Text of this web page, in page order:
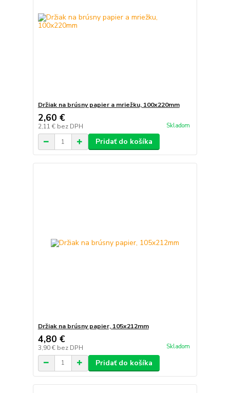
Držiak na brúsny papier a mriežku, 100x220mm
2,60 €
2,11 € bez DPH Skladom
Pridať do košíka
Držiak na brúsny papier, 105x212mm
4,80 €
3,90 € bez DPH Skladom
Pridať do košíka